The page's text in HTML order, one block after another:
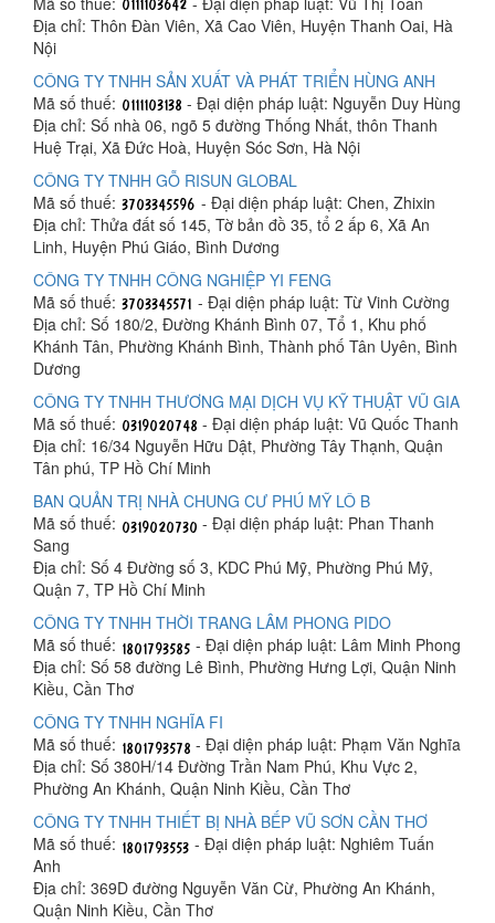
Địa chỉ: Thôn Đàn Viên, Xã Cao Viên, Huyện Thanh Oai, Hà
Nội
CÔNG TY TNHH SẢN XUẤT VÀ PHÁT TRIỂN HÙNG ANH
Mã số thuế:
- Đại diện pháp luật: Nguyễn Duy Hùng
Địa chỉ: Số nhà 06, ngõ 5 đường Thống Nhất, thôn Thanh
Huệ Trại, Xã Đức Hoà, Huyện Sóc Sơn, Hà Nội
CÔNG TY TNHH GỖ RISUN GLOBAL
Mã số thuế:
- Đại diện pháp luật: Chen, Zhixin
Địa chỉ: Thửa đất số 145, Tờ bản đồ 35, tổ 2 ấp 6, Xã An
Linh, Huyện Phú Giáo, Bình Dương
CÔNG TY TNHH CÔNG NGHIỆP YI FENG
Mã số thuế:
- Đại diện pháp luật: Từ Vinh Cường
Địa chỉ: Số 180/2, Đường Khánh Bình 07, Tổ 1, Khu phố
Khánh Tân, Phường Khánh Bình, Thành phố Tân Uyên, Bình
Dương
CÔNG TY TNHH THƯƠNG MẠI DỊCH VỤ KỸ THUẬT VŨ GIA
Mã số thuế:
- Đại diện pháp luật: Vũ Quốc Thanh
Địa chỉ: 16/34 Nguyễn Hữu Dật, Phường Tây Thạnh, Quận
Tân phú, TP Hồ Chí Minh
BAN QUẢN TRỊ NHÀ CHUNG CƯ PHÚ MỸ LÔ B
Mã số thuế:
- Đại diện pháp luật: Phan Thanh
Sang
Địa chỉ: Số 4 Đường số 3, KDC Phú Mỹ, Phường Phú Mỹ,
Quận 7, TP Hồ Chí Minh
CÔNG TY TNHH THỜI TRANG LÂM PHONG PIDO
Mã số thuế:
- Đại diện pháp luật: Lâm Minh Phong
Địa chỉ: Số 58 đường Lê Bình, Phường Hưng Lợi, Quận Ninh
Kiều, Cần Thơ
CÔNG TY TNHH NGHĨA FI
Mã số thuế:
- Đại diện pháp luật: Phạm Văn Nghĩa
Địa chỉ: Số 380H/14 Đường Trần Nam Phú, Khu Vực 2,
Phường An Khánh, Quận Ninh Kiều, Cần Thơ
CÔNG TY TNHH THIẾT BỊ NHÀ BẾP VŨ SƠN CẦN THƠ
Mã số thuế:
- Đại diện pháp luật: Nghiêm Tuấn
Anh
Địa chỉ: 369D đường Nguyễn Văn Cừ, Phường An Khánh,
Quận Ninh Kiều, Cần Thơ